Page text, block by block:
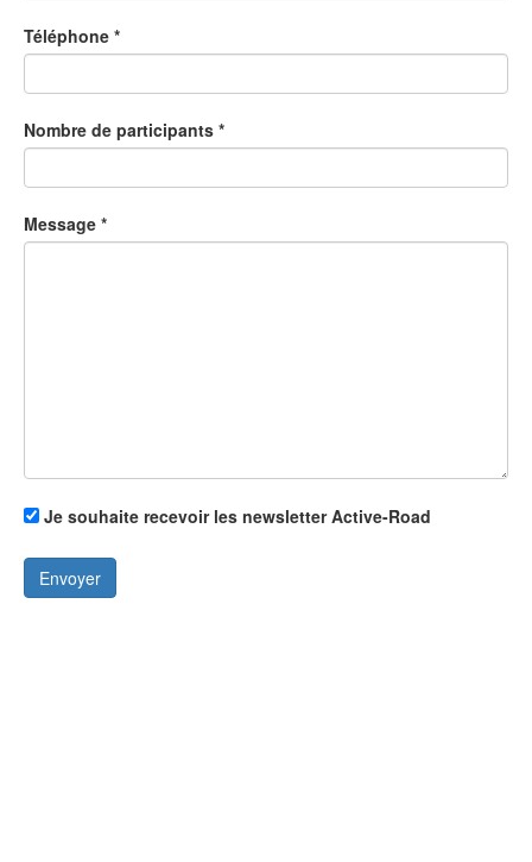
Téléphone *
Nombre de participants *
Message *
Je souhaite recevoir les newsletter Active-Road